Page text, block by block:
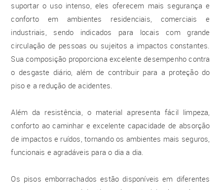
suportar o uso intenso, eles oferecem mais segurança e
conforto em ambientes residenciais, comerciais e
industriais, sendo indicados para locais com grande
circulação de pessoas ou sujeitos a impactos constantes.
Sua composição proporciona excelente desempenho contra
o desgaste diário, além de contribuir para a proteção do
piso e a redução de acidentes.
Além da resistência, o material apresenta fácil limpeza,
conforto ao caminhar e excelente capacidade de absorção
de impactos e ruídos, tornando os ambientes mais seguros,
funcionais e agradáveis para o dia a dia.
Os pisos emborrachados estão disponíveis em diferentes